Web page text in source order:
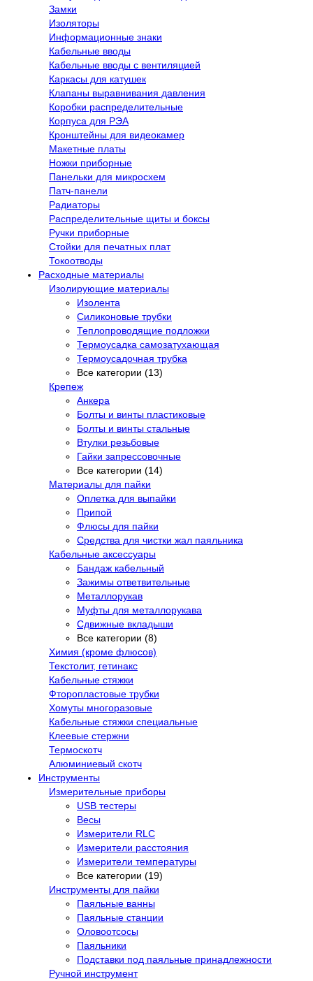
Замки
Изоляторы
Информационные знаки
Кабельные вводы
Кабельные вводы с вентиляцией
Каркасы для катушек
Клапаны выравнивания давления
Коробки распределительные
Корпуса для РЭА
Кронштейны для видеокамер
Макетные платы
Ножки приборные
Панельки для микросхем
Патч-панели
Радиаторы
Распределительные щиты и боксы
Ручки приборные
Стойки для печатных плат
Токоотводы
Расходные материалы
Изолирующие материалы
Изолента
Силиконовые трубки
Теплопроводящие подложки
Термоусадка самозатухающая
Термоусадочная трубка
Все категории (13)
Крепеж
Анкера
Болты и винты пластиковые
Болты и винты стальные
Втулки резьбовые
Гайки запрессовочные
Все категории (14)
Материалы для пайки
Оплетка для выпайки
Припой
Флюсы для пайки
Средства для чистки жал паяльника
Кабельные аксессуары
Бандаж кабельный
Зажимы ответвительные
Металлорукав
Муфты для металлорукава
Сдвижные вкладыши
Все категории (8)
Химия (кроме флюсов)
Текстолит, гетинакс
Кабельные стяжки
Фторопластовые трубки
Хомуты многоразовые
Кабельные стяжки специальные
Клеевые стержни
Термоскотч
Алюминиевый скотч
Инструменты
Измерительные приборы
USB тестеры
Весы
Измерители RLC
Измерители расстояния
Измерители температуры
Все категории (19)
Инструменты для пайки
Паяльные ванны
Паяльные станции
Оловоотсосы
Паяльники
Подставки под паяльные принадлежности
Ручной инструмент